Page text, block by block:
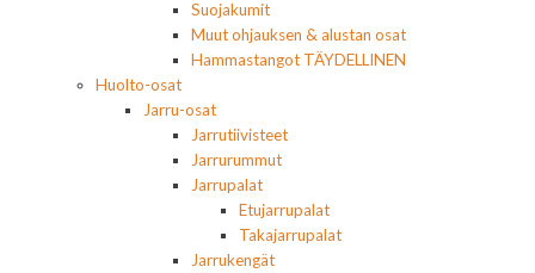
Suojakumit
Muut ohjauksen & alustan osat
Hammastangot TÄYDELLINEN
Huolto-osat
Jarru-osat
Jarrutiivisteet
Jarrurummut
Jarrupalat
Etujarrupalat
Takajarrupalat
Jarrukengät